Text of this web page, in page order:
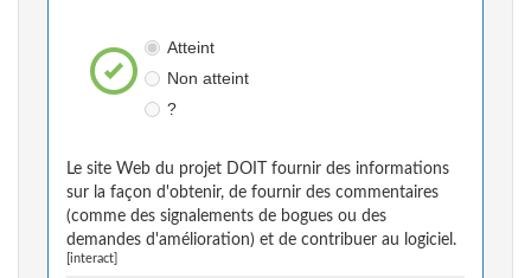
Atteint
Non atteint
?
Le site Web du projet DOIT fournir des informations
sur la façon d'obtenir, de fournir des commentaires
(comme des signalements de bogues ou des
demandes d'amélioration) et de contribuer au logiciel.
[interact]